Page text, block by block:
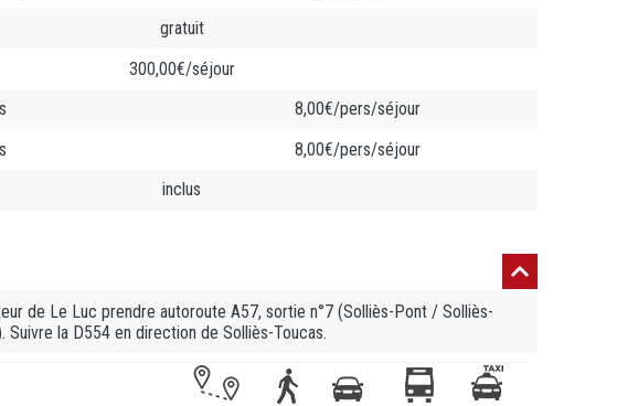
gratuit
300,00€/séjour
8,00€/pers/séjour
8,00€/pers/séjour
inclus
de Le Luc prendre autoroute A57, sortie n°7 (Solliès-Pont / Solliès-
Suivre la D554 en direction de Solliès-Toucas.